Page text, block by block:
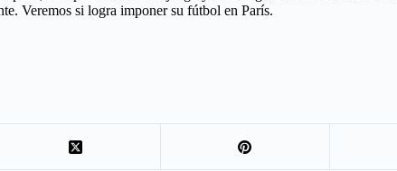
Veremos si logra imponer su fútbol en París.